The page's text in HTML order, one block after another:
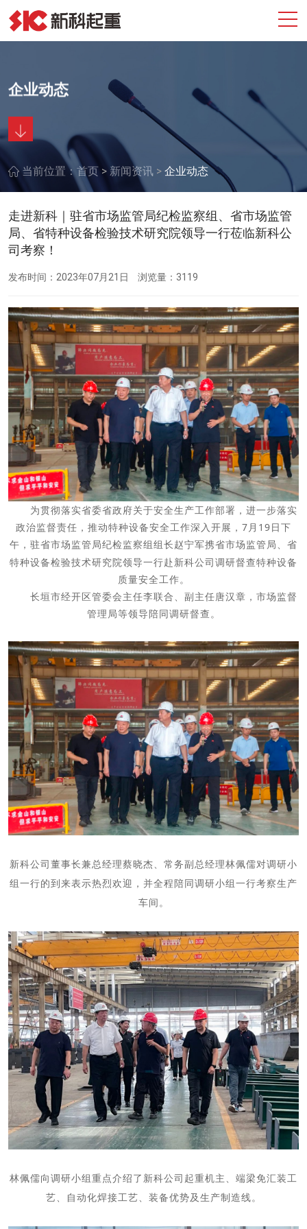
企业动态
当前位置： 首页 > 新闻资讯 > 企业动态
走进新科｜驻省市场监管局纪检监察组、省市场监管
局、省特种设备检验技术研究院领导一行莅临新科公
司考察！
发布时间：2023年07月21日 浏览量：3119
为贯彻落实省委省政府关于安全生产工作部署，进一步落实
政治监督责任，推动特种设备安全工作深入开展，7月19日下
午，驻省市场监管局纪检监察组组长 赵宁军携省市场监管局、省
特种设备检验技术研究院领导一行赴新科公司调研督查特种设备
质量安全工作。
长垣市经开区管委会主任李联合、副主任唐汉章， 市场监督
管理局等领导陪同调研督查。
新科公司董事长兼总经理蔡晓杰、常务副总经理林佩儒对调研小
组一行的到来表示热烈欢迎，并全程陪同调研小组一行考察生产
车间。
林佩儒向调研小组重点介绍了新科公司起重机主、端梁免汇装工
艺、自动化焊接工艺、 装备优势及生产制造线。